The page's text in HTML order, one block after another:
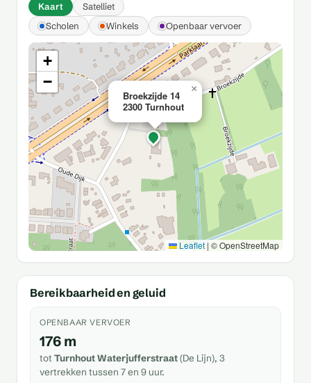
Kaart
Satelliet
Scholen
Winkels Openbaar vervoer
Broekzijde 14
2300 Turnhout
×
+
−
Leaflet | © OpenStreetMap
Bereikbaarheid en geluid
OPENBAAR VERVOER
176 m
tot Turnhout Waterjufferstraat(De Lijn), 3
vertrekken tussen 7 en 9 uur.